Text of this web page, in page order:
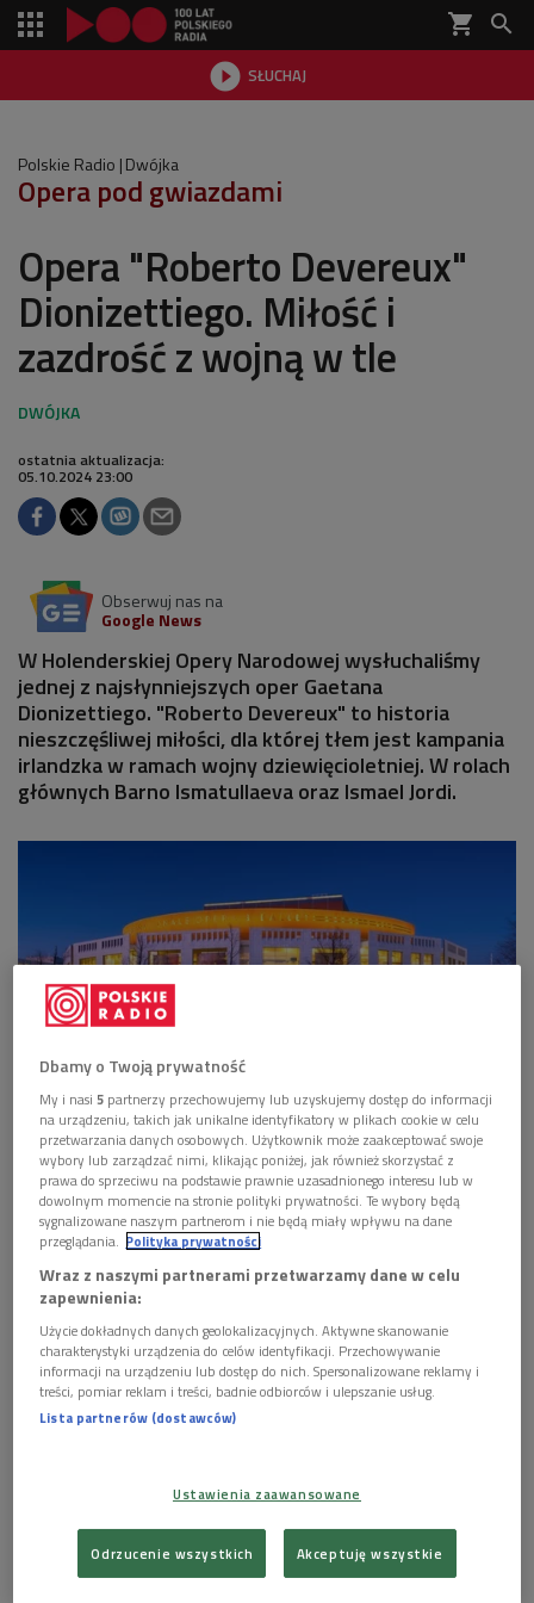
shopping_cart 
 SŁUCHAJ

Polskie Radio Dwójka
Opera pod gwiazdami
Opera "Roberto Devereux"
Dionizettiego. Miłość i
zazdrość z wojną w tle
ostatnia aktualizacja:
05.10.2024 23:00
Obserwuj nas na
Google News
W Holenderskiej Opery Narodowej wysłuchaliśmy
jednej z najsłynniejszych oper Gaetana
Dionizettiego. "Roberto Devereux" to historia
nieszczęśliwej miłości, dla której tłem jest kampania
irlandzka w ramach wojny dziewięcioletniej. W rolach
głównych Barno Ismatullaeva oraz Ismael Jordi.
W sobotni wieczór przeniesiemy się do Holenderskiej Opery
Narodowej
Foto: Shutterstock/biletskiyevgeniy.com
Program:
Gaetano DonizettiRoberto Devereux ossia Il conte di Essex
opera w trzech aktach
Wykonawcy:
Barno Ismatullaeva – sopran (Elisabetta, Królowa Anglii),
Ismael Jordi – tenor (Roberto Devereux, Earl of Essex),
Mjandana – tenor (Lord Cecil), Mark Kurmanbayev – bas (Sir
Gualtiero Raleigh), Peter Arink – bas (Paź), Sander Heutinck –
bas (Sługa), Chór Holenderskiej Opery Narodowej, Nederlands
Kamerorkest, dyr. Enrique Mazzola
Dbamy o Twoją prywatność
My i nasi5 partnerzy przechowujemy lub uzyskujemy dostęp do informacji
na urządzeniu, takich jak unikalne identyfikatory w plikach cookie w celu
przetwarzania danych osobowych. Użytkownik może zaakceptować swoje
wybory lub zarządzać nimi, klikając poniżej, jak również skorzystać z
prawa do sprzeciwu na podstawie prawnie uzasadnionego interesu lub w
dowolnym momencie na stronie polityki prywatności. Te wybory będą
sygnalizowane naszym partnerom i nie będą miały wpływu na dane
przeglądania. Polityka prywatności
Wraz z naszymi partnerami przetwarzamy dane w celu
zapewnienia:
Użycie dokładnych danych geolokalizacyjnych. Aktywne skanowanie
charakterystyki urządzenia do celów identyfikacji. Przechowywanie
informacji na urządzeniu lub dostęp do nich. Spersonalizowane reklamy i
treści, pomiar reklam i treści, badnie odbiorców i ulepszanie usług.
Lista partnerów (dostawców)
Ustawienia zaawansowane
Odrzucenie wszystkich Akceptuję wszystkie